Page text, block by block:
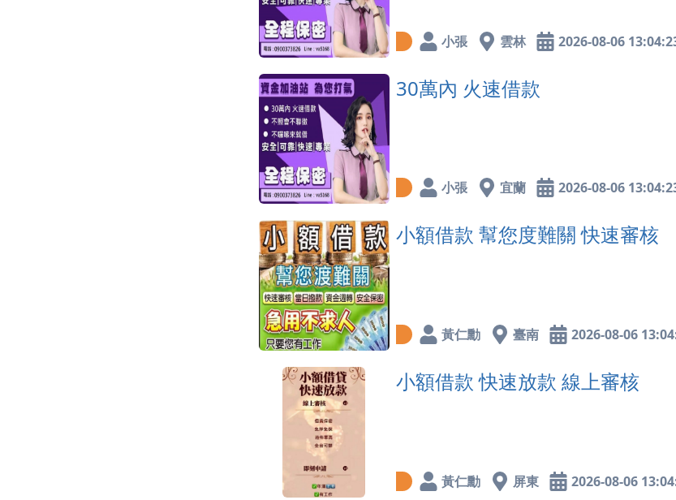
小張 雲林 2026-08-06
30萬內 火速借款
小張 宜蘭 2026-08-06
小額借款 幫您度難關 快速審核
黃仁勳 臺南 2026-08-06
小額借款 快速放款 線上審核
黃仁勳 屏東 2026-08-06